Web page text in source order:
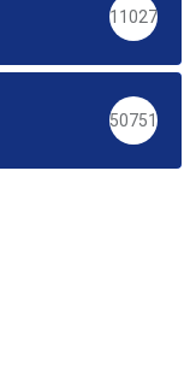
11027
50751